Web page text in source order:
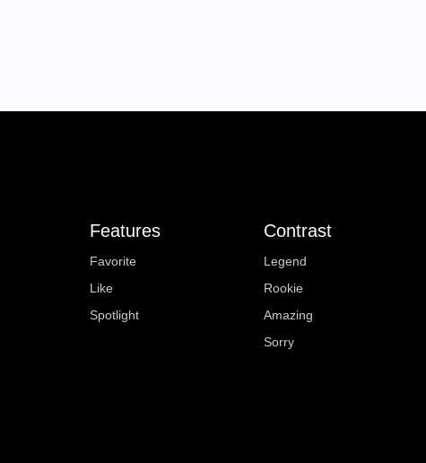
Features
Favorite
Like
Spotlight
Contrast
Legend
Rookie
Amazing
Sorry